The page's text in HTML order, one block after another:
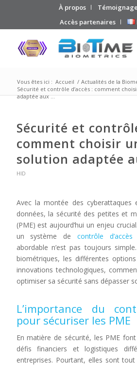
À propos
Accès partenaires
Vous êtes ici : Accueil / Actualités de la
Sécurité et contrôle d’accès : comment
adaptée aux ...
Sécurité et
comment choisir
solution adaptée
HID
Avec la montée des cyberattaques
données, la sécurité des petites et
(PME) est aujourd’hui un enjeu
un système decontrôle d’accès
abordable n’est pas toujours
biométriques, les différentes
innovations technologiques,
optimiser sa sécurité sans dépasser
L’importance du
pour sécuriser les PME
En matière de sécurité, les PME
défis financiers et logistiques
entreprises. Pourtant, elles sont